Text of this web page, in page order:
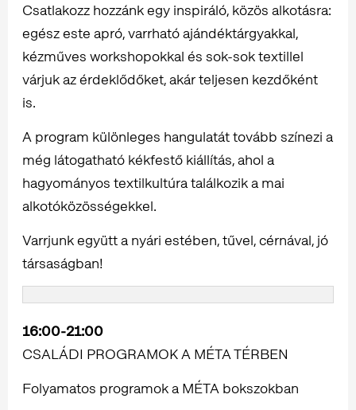
Csatlakozz hozzánk egy inspiráló, közös alkotásra:
egész este apró, varrható ajándéktárgyakkal,
kézműves workshopokkal és sok-sok textillel
várjuk az érdeklődőket, akár teljesen kezdőként
is.
A program különleges hangulatát tovább színezi a
még látogatható kékfestő kiállítás, ahol a
hagyományos textilkultúra találkozik a mai
alkotóközösségekkel.
Varrjunk együtt a nyári estében, tűvel, cérnával, jó
társaságban!
16:00-21:00
CSALÁDI PROGRAMOK A MÉTA TÉRBEN
Folyamatos programok a MÉTA bokszokban